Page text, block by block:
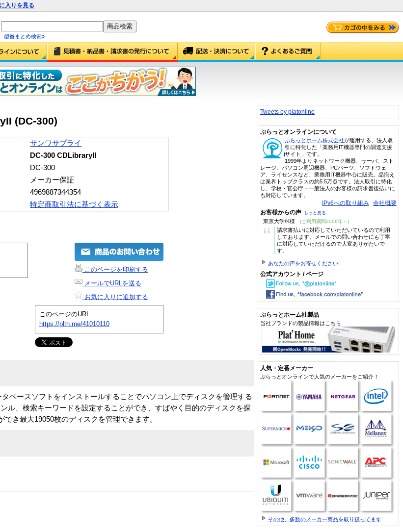
入りを見る
型番まとめ検索»
(DC-300)
サンワサプライ
DC-300 CDLibraryII
DC-300
メーカー保証
4969887344354
特定商取引法に基づく表示
このページを印刷する
メールでURLを送る
お気に入りに追加する
このページのURL
https://plth.me/41010110
ベースソフトをインストールすることでパソコン上でディスクを管理する
ル、検索キーワードを設定することができ、すばやく目的のディスクを探
き最大19050枚のディスクを管理できます。
Tweets by platonline
ぷらっとオンラインについて
ぷらっとホーム株式会社が運用する、法人取
引に特化した「業務用IT機器専門の調達支援
サイト」です。
1999年よりネットワーク機器、サーバ、スト
レージ、パソコン周辺機器、PCパーツ、ソフトウェ
ア、ライセンスなど、業務用IT機器中心に販売。品揃え
は業界トップクラスの約5.5万点です。法人取引に特化
し、学校・官公庁・一般法人のお客様の請求書後払いに
も対応しています。
IPv6への取り組み 会社概要
お客様からの声 もっと見る
東京大学/K様 (ご利用期間2009年～)
“
請求書払いに対応していただいているので利用
しております。メールでの問い合わせにも丁寧
に対応していただけるので大変ありがたいで
す。
あなたの声をお寄せください!
公式アカウント / ページ
ぷらっとホーム社製品
当社ブランドの製品情報はこちら
人気・定番メーカー
ぷらっとオンラインで人気のメーカーをご紹介！
その他、多数のメーカー商品を取り扱ってます